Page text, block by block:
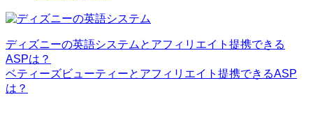
ディズニーの英語システムとアフィリエイト提携できる
ASPは？
ベティーズビューティーとアフィリエイト提携できるASP
は？